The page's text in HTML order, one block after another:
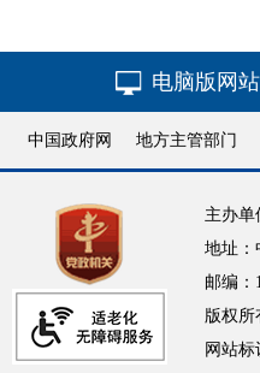
电脑版网站
中国政府网 地方主管部门
主办单
地址：
邮编：
版权所
网站标